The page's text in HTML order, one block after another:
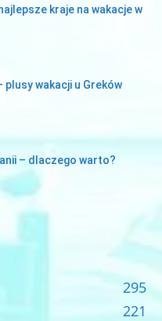
kraje na wakacje w
plusy wakacji u Greków
– dlaczego warto?
295
221